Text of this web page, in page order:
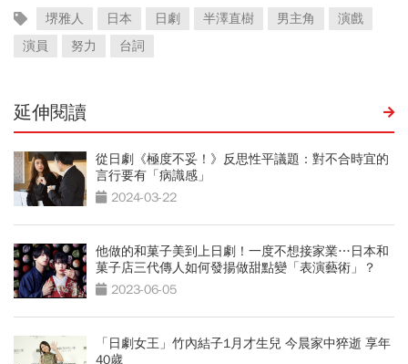
堺雅人 日本 日劇 半澤直樹 男主角
演戲
演員
努力 台詞
延伸閱讀
從日劇《極度不妥！》反思性平議題：對不合時宜的
言行要有「病識感」
2024-03-22
他做的和菓子美到上日劇！一度不想接家業…日本和
菓子店三代傳人如何發揚做甜點變「表演藝術」？
2023-06-05
「日劇女王」竹內結子1月才生兒 今晨家中猝逝 享年
40歲